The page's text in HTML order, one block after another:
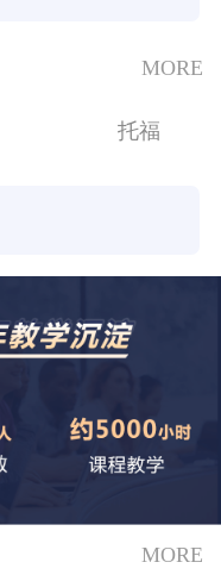
MORE
托福
MORE